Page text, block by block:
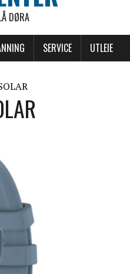
DØRA
SERVICE UTLEIE